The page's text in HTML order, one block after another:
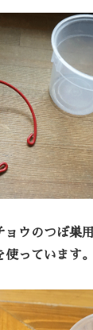
ウのつぼ巣
っています。